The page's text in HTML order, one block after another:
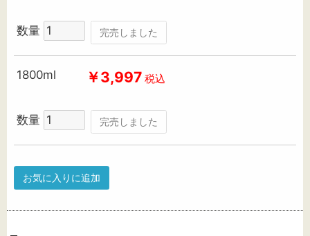
数量 完売しました
1800ml ￥3,997 税込
数量 完売しました
お気に入りに追加